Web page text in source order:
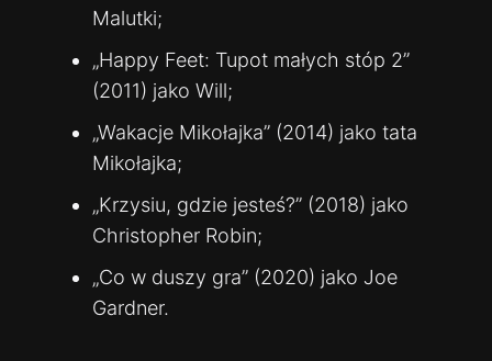
Malutki;
„Happy Feet: Tupot małych stóp 2”
(2011) jako Will;
„Wakacje Mikołajka” (2014) jako tata
Mikołajka;
„Krzysiu, gdzie jesteś?” (2018) jako
Christopher Robin;
„Co w duszy gra” (2020) jako Joe
Gardner.